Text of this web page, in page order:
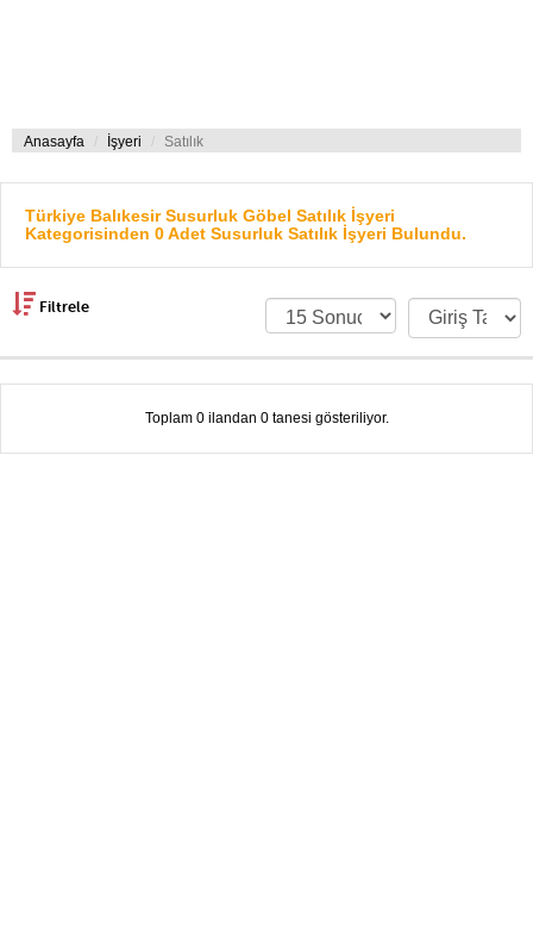
Anasayfa İşyeri Satılık
Türkiye Balıkesir Susurluk Göbel Satılık İşyeri
Kategorisinden 0 Adet Susurluk Satılık İşyeri Bulundu.
Filtrele
Toplam 0 ilandan 0 tanesi gösteriliyor.